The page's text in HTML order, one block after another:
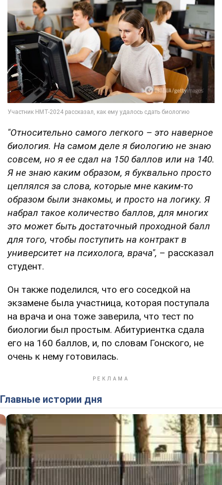
"Относительно самого легкого – это наверное
биология. На самом деле я биологию не знаю
совсем, но я ее сдал на 150 баллов или на 140.
Я не знаю каким образом, я буквально просто
цеплялся за слова, которые мне каким-то
образом были знакомы, и просто на логику. Я
набрал такое количество баллов, для многих
это может быть достаточный проходной балл
для того, чтобы поступить на контракт в
университет на психолога, врача", – рассказал
студент.
Он также поделился, что его соседкой на
экзамене была участница, которая поступала
на врача и она тоже заверила, что тест по
биологии был простым. Абитуриентка сдала
его на 160 баллов, и, по словам Гонского, не
очень к нему готовилась.
Главные истории дня